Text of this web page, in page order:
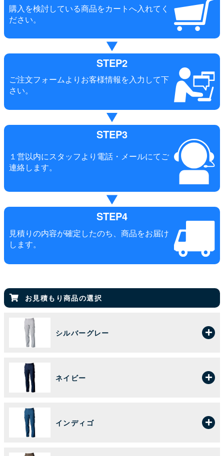
購入を検討している商品をカートへ入れてく
ださい。
STEP2
ご注文フォームよりお客様情報を入力して下
さい。
STEP3
１営以内にスタッフより電話・メールにてご
連絡します。
STEP4
見積りの内容が確定したのち、商品をお届け
します。
お見積もり商品の選択
シルバーグレー
ネイビー
インディゴ